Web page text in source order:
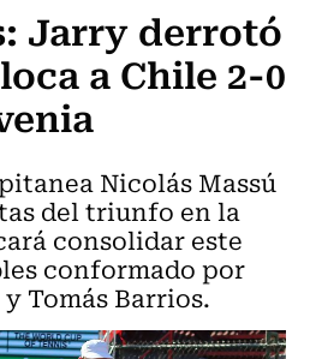
Jarry derrotó
a Chile 2-0
Nicolás Massú
del triunfo en la
consolidar este
conformado por
Tomás Barrios.